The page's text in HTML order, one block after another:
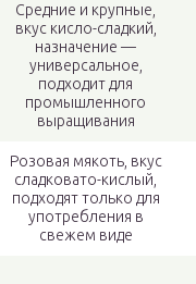
Средние и крупные,
вкус кисло-сладкий,
назначение —
универсальное,
подходит для
промышленного
выращивания
Розовая мякоть, вкус
сладковато-кислый,
подходят только для
употребления в
свежем виде